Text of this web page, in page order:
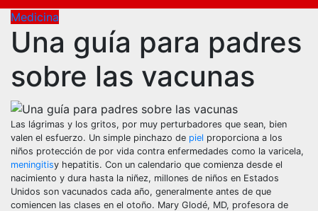
Medicina
Una guía para padres
sobre las vacunas
Las lágrimas y los gritos, por muy perturbadores que sean, bien
valen el esfuerzo. Un simple pinchazo de piel proporciona a los
niños protección de por vida contra enfermedades como la varicela,
meningitisy hepatitis. Con un calendario que comienza desde el
nacimiento y dura hasta la niñez, millones de niños en Estados
Unidos son vacunados cada año, generalmente antes de que
comiencen las clases en el otoño. Mary Glodé, MD, profesora de